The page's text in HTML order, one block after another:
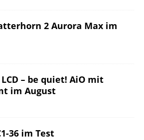
2 Aurora Max im
– be quiet! AiO mit
im August
36 im Test